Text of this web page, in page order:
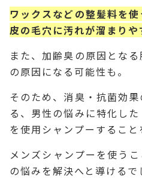
ワックスなどの整髪料を
皮の毛穴に汚れが溜まりや
また、加齢臭の原因とな
の原因になる可能性も。
そのため、消臭・抗菌効
る、男性の悩みに特化した
を使用シャンプーすること
メンズシャンプーを使う
の悩みを解決へと導けるで